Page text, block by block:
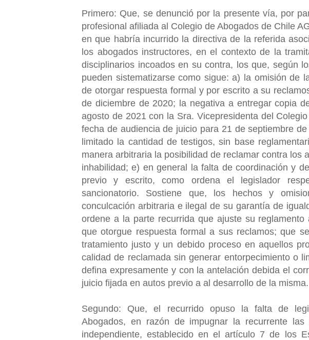
Primero: Que, se denunció por la presente vía, por
profesional afiliada al Colegio de Abogados de Chile
en que habría incurrido la directiva de la referida
los abogados instructores, en el contexto de la
disciplinarios incoados en su contra, los que, según
pueden sistematizarse como sigue: a) la omisión de
de otorgar respuesta formal y por escrito a su
de diciembre de 2020; la negativa a entregar copia
agosto de 2021 con la Sra. Vicepresidenta del
fecha de audiencia de juicio para 21 de septiembre
limitado la cantidad de testigos, sin base
manera arbitraria la posibilidad de reclamar contra los
inhabilidad; e) en general la falta de coordinación y
previo y escrito, como ordena el legislador
sancionatorio. Sostiene que, los hechos y
conculcación arbitraria e ilegal de su garantía de
ordene a la parte recurrida que ajuste su
que otorgue respuesta formal a sus reclamos; que
tratamiento justo y un debido proceso en aquellos
calidad de reclamada sin generar entorpecimiento o
defina expresamente y con la antelación debida el
juicio fijada en autos previo a al desarrollo de la misma.
Segundo: Que, el recurrido opuso la falta de
Abogados, en razón de impugnar la recurrente
independiente, establecido en el artículo 7 de los